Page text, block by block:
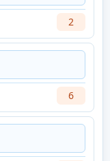
2
6